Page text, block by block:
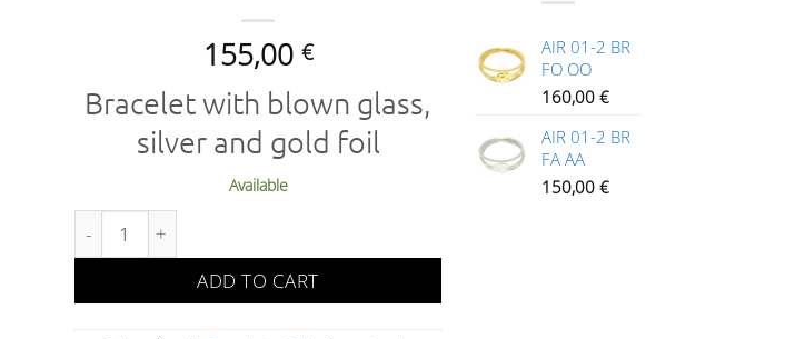
155,00 €
Bracelet with blown glass,
silver and gold foil
Available
ADD TO CART
AIR 01-2 BR
FO OO
160,00€
AIR 01-2 BR
FA AA
150,00€